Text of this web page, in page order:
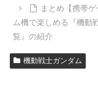
まとめ【携帯
ム機で楽しめる『機動
覧』の紹介
機動戦士ガンダム